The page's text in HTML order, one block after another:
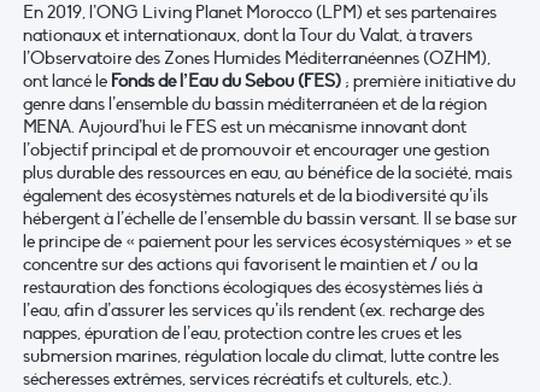
En 2019, l’ONG Living Planet Morocco (LPM) et ses partenaires
nationaux et internationaux, dont la Tour du Valat, à travers
l’Observatoire des Zones Humides Méditerranéennes (OZHM),
ont lancé le Fonds de l’Eau du Sebou (FES) ; première initiative du
genre dans l’ensemble du bassin méditerranéen et de la région
MENA. Aujourd’hui le FES est un mécanisme innovant dont
l’objectif principal et de promouvoir et encourager une gestion
plus durable des ressources en eau, au bénéfice de la société, mais
également des écosystèmes naturels et de la biodiversité qu’ils
hébergent à l’échelle de l’ensemble du bassin versant. Il se base sur
le principe de « paiement pour les services écosystémiques » et se
concentre sur des actions qui favorisent le maintien et / ou la
restauration des fonctions écologiques des écosystèmes liés à
l’eau, afin d’assurer les services qu’ils rendent (ex. recharge des
nappes, épuration de l’eau, protection contre les crues et les
submersion marines, régulation locale du climat, lutte contre les
sécheresses extrêmes, services récréatifs et culturels, etc.).